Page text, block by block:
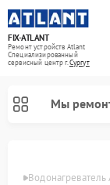
FIX-ATLANT
Ремонт устройств Atlant
Специализированный
cервисный центр г.Сургут
Мы